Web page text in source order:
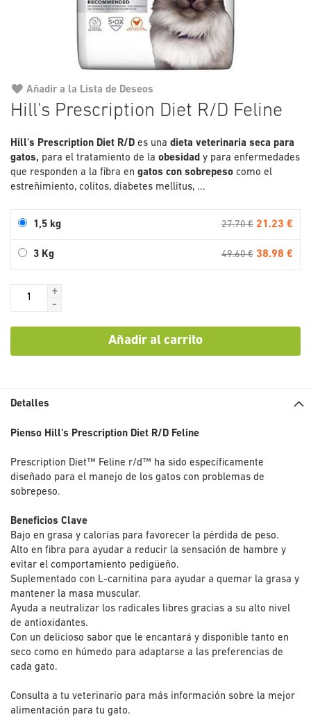
Hill's Prescription Diet R/D Feline
Hill's Prescription Diet R/D es una dieta veterinaria seca para
gatos, para el tratamiento de la obesidad y para enfermedades
que responden a la fibra en gatos con sobrepeso como el
estreñimiento, colitos, diabetes mellitus, ...
1,5 kg 27.70 € 21.23 €
3 Kg 49.60 € 38.98 €
+
-
Añadir al carrito
Añadir a la Lista de Deseos
al
de
la
galería
de
Detalles
Pienso Hill's Prescription Diet R/D Feline
Prescription Diet™ Feline r/d™ ha sido específicamente
diseñado para el manejo de los gatos con problemas de
sobrepeso.
Beneficios Clave
Bajo en grasa y calorías para favorecer la pérdida de peso.
Alto en fibra para ayudar a reducir la sensación de hambre y
evitar el comportamiento pedigüeño.
Suplementado con L-carnitina para ayudar a quemar la grasa y
mantener la masa muscular.
Ayuda a neutralizar los radicales libres gracias a su alto nivel
de antioxidantes.
Con un delicioso sabor que le encantará y disponible tanto en
seco como en húmedo para adaptarse a las preferencias de
cada gato.
Consulta a tu veterinario para más información sobre la mejor
alimentación para tu gato.